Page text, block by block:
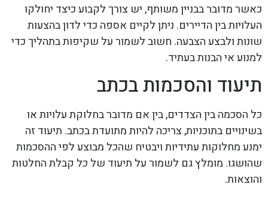
כאשר מדובר בבניין משותף, יש צורך לקבוע כיצד יחולקו
העלויות בין הדיירים. ניתן לקיים אספה כדי לדון בהצעות
שונות ולבצע הצבעה. חשוב לשמור על שקיפות בתהליך כדי
למנוע אי הבנות בעתיד.
תיעוד והסכמות בכתב
כל הסכמה בין הצדדים, בין אם מדובר בחלוקת עלויות או
בשינויים בתוכניות, צריכה להיות מתועדת בכתב. תיעוד זה
ימנע מחלוקות עתידיות ויבטיח שהכל מבוצע לפי ההסכמות
שהושגו. מומלץ גם לשמור על תיעוד של כל קבלת החלטות
והוצאות.